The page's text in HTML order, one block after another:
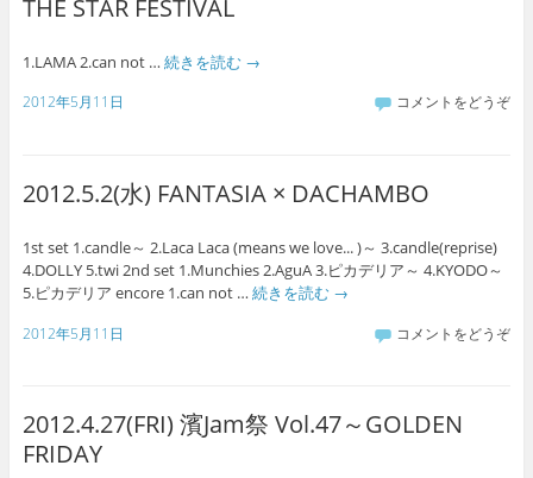
THE STAR FESTIVAL
1.LAMA 2.can not … 続きを読む →
2012年5月11日 コメントをどうぞ
2012.5.2(水) FANTASIA × DACHAMBO
1st set 1.candle～ 2.Laca Laca (means we love... )～ 3.candle(reprise)
4.DOLLY 5.twi 2nd set 1.Munchies 2.AguA 3.ピカデリア～ 4.KYODO～
5.ピカデリア encore 1.can not … 続きを読む →
2012年5月11日 コメントをどうぞ
2012.4.27(FRI) 濱Jam祭 Vol.47～GOLDEN
FRIDAY